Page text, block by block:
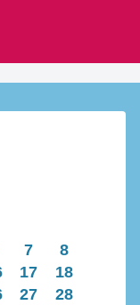
7
8
17
18
27
28